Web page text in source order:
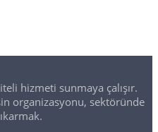
hizmeti sunmaya çalışır.
organizasyonu, sektöründe